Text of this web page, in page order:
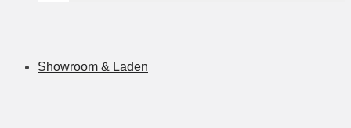
Showroom & Laden